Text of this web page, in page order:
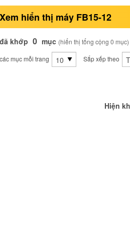
Xem hiển thị máy FB15-12
đã khớp 0 mục (hiển thị tổng cộng 0 mục)
các mục mỗi trang
Sắp xếp theo
Hiện